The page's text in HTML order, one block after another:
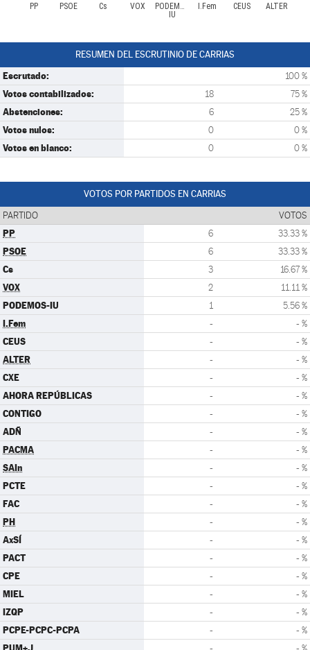
PP PSOE Cs VOX
PODEMOS-
IU
I.Fem CEUS ALTER
RESUMEN DEL ESCRUTINIO DE CARRIAS
Escrutado: 100 %
Votos contabilizados: 18 75 %
Abstenciones: 6 25 %
Votos nulos: 0 0 %
Votos en blanco: 0 0 %
VOTOS POR PARTIDOS EN CARRIAS
PARTIDO VOTOS
PP 6 33.33 %
PSOE 6 33.33 %
Cs 3 16.67 %
VOX 2 11.11 %
PODEMOS-IU 1 5.56 %
I.Fem - - %
CEUS - - %
ALTER - - %
CXE - - %
AHORA REPÚBLICAS - - %
CONTIGO - - %
ADÑ - - %
PACMA - - %
SAIn - - %
PCTE - - %
FAC - - %
PH - - %
AxSÍ - - %
PACT - - %
CPE - - %
MIEL - - %
IZQP - - %
PCPE-PCPC-PCPA - - %